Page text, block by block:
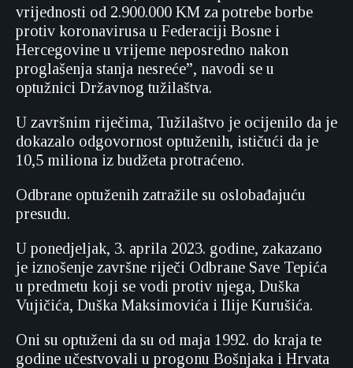
vrijednosti od 2.900.000 KM za potrebe borbe
protiv koronavirusa u Federaciji Bosne i
Hercegovine u vrijeme neposredno nakon
proglašenja stanja nesreće”, navodi se u
optužnici Državnog tužilaštva.
U završnim riječima, Tužilaštvo je ocijenilo da je
dokazalo odgovornost optuženih, ističući da je
10,5 miliona iz budžeta protraćeno.
Odbrane optuženih zatražile su oslobađajuću
presudu.
U ponedjeljak, 3. aprila 2023. godine, zakazano
je iznošenje završne riječi Odbrane Save Tepića
u predmetu koji se vodi protiv njega, Duška
Vujičića, Duška Maksimovića i Ilije Kurušića.
Oni su optuženi da su od maja 1992. do kraja te
godine učestvovali u progonu Bošnjaka i Hrvata